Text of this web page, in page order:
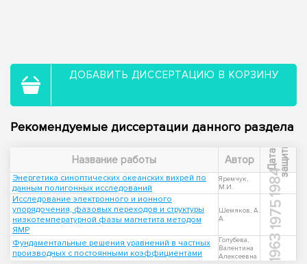
ДОБАВИТЬ ДИССЕРТАЦИЮ В КОРЗИНУ
Рекомендуемые диссертации данного раздела
Название работы Автор Д
а
т
а
з
а
щ
и
ты
Энергетика синоптических океанских вихрей по
данным полигонных исследований
Яремчук,
М.И.
1984
Исследование электронного и ионного
упорядочения, фазовых переходов и структуры
низкотемпературной фазы магнетита методом
ЯМР
Шемяков, А.
А.
1975
Фундаментальные решения уравнений в частных
производных с постоянными коэффициентами
Голубева,
Валентина
Алексеевна
1963